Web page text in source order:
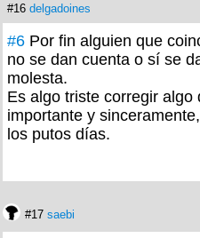
#16 delgadoines
#6 Por fin alguien que
no se dan cuenta o sí se
molesta.
Es algo triste corregir algo
importante y
los putos días.
#17 saebi